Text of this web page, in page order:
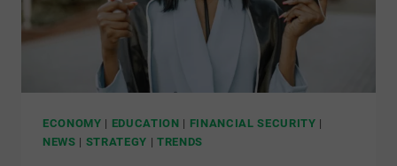
ECONOMY | EDUCATION | FINANCIAL SECURITY |
NEWS | STRATEGY | TRENDS